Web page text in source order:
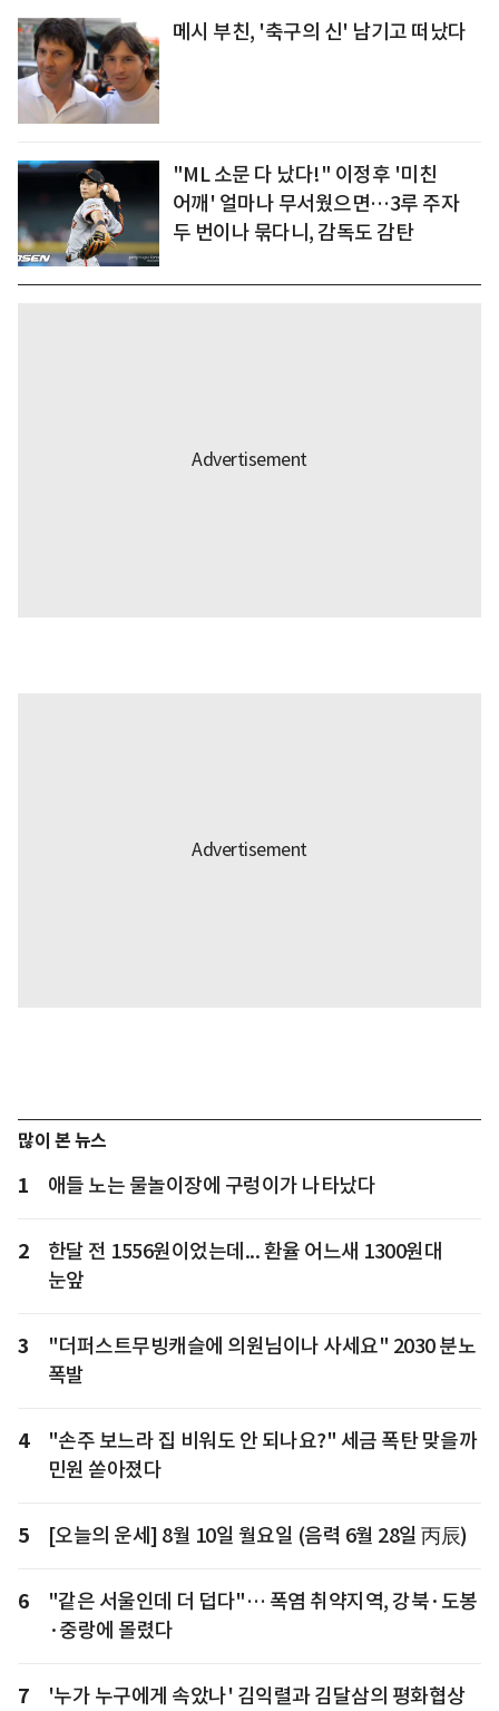
메시 부친, '축구의 신' 남기고 떠났다
"ML 소문 다 났다!" 이정후 '미친
어깨' 얼마나 무서웠으면…3루 주자
두 번이나 묶다니, 감독도 감탄
많이 본 뉴스
1 애들 노는 물놀이장에 구렁이가 나타났다
2
한달 전 1556원이었는데... 환율 어느새 1300원대
눈앞
3
"더퍼스트무빙캐슬에 의원님이나 사세요" 2030 분노
폭발
4
"손주 보느라 집 비워도 안 되나요?" 세금 폭탄 맞을까
민원 쏟아졌다
5 [오늘의 운세] 8월 10일 월요일 (음력 6월 28일 丙辰)
6
"같은 서울인데 더 덥다"… 폭염 취약지역, 강북·도봉
·중랑에 몰렸다
7
'누가 누구에게 속았나' 김익렬과 김달삼의 평화협상